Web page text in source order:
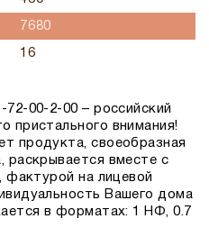
7680
16
72-00-2-00 – российский
пристального внимания!
продукта, своеобразная
раскрывается вместе с
фактурой на лицевой
Вашего дома
в форматах: 1 НФ, 0.7